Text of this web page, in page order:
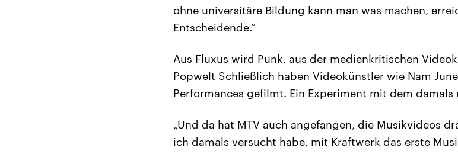
ohne universitäre Bildung kann man was machen,
Entscheidende.“
Aus Fluxus wird Punk, aus der medienkritischen
Popwelt Schließlich haben Videokünstler wie Nam
Performances gefilmt. Ein Experiment mit dem damals
„Und da hat MTV auch angefangen, die Musikvideos
ich damals versucht habe, mit Kraftwerk das erste